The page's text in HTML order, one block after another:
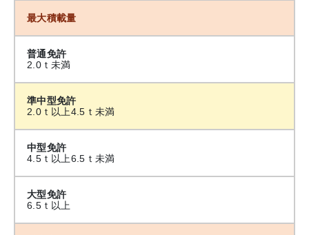
最大積載量
普通免許
2.0ｔ未満
準中型免許
2.0ｔ以上4.5ｔ未満
中型免許
4.5ｔ以上6.5ｔ未満
大型免許
6.5ｔ以上